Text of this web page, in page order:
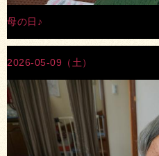
母の日♪
2026-05-09（土）